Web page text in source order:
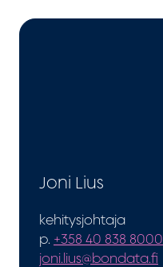
Joni Lius
kehitysjohtaja
p. +358 40 838 8000
joni.lius@bondata.fi